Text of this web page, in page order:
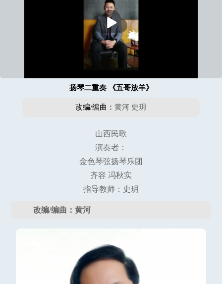
播
放
扬琴二重奏 《五哥放羊》
改编/编曲：黄河 史玥
山西民歌
演奏者：
金色琴弦扬琴乐团
齐容 冯秋实
指导教师：史玥
改编/编曲：黄河